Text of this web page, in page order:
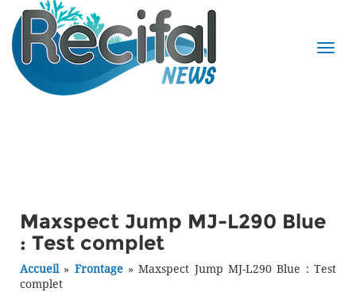
Maxspect Jump MJ-L290 Blue
: Test complet
Accueil» Frontage»Maxspect Jump MJ-L290 Blue : Test
complet